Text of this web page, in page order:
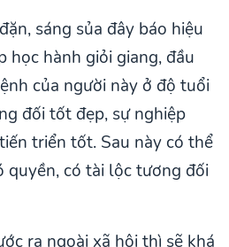
sáng sủa đây báo hiệu
học hành giỏi giang, đầu
của người này ở độ tuổi
đối tốt đẹp, sự nghiệp
triển tốt. Sau này có thể
quyền, có tài lộc tương đối
ra ngoài xã hội thì sẽ khá